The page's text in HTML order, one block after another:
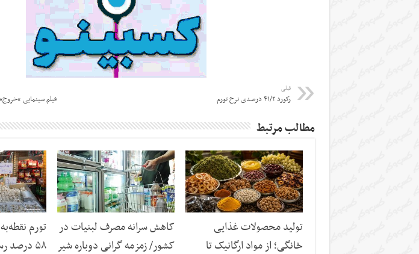
قبلی
رکورد ۴۱/۲ درصدی نرخ تورم فیلم سینمایی
مطالب مرتبط
تولید محصولات غذایی
خانگی؛ از مواد ارگانیک تا
کاهش سرانه مصرف لبنیات در
کشور/ زمزمه گرانی دوباره شیر
تورم
۵۸ درصد